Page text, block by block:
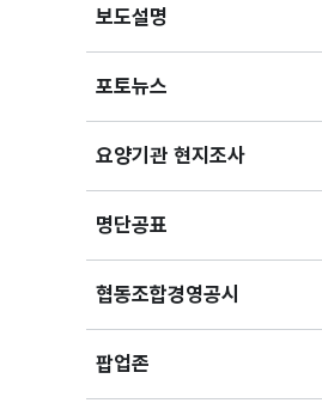
보도설명
포토뉴스
요양기관 현지조사하위메뉴
펼치기
명단공표
펼치기
협동조합경영공시
펼치기
팝업존